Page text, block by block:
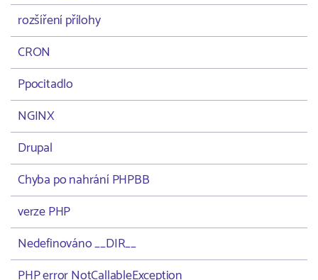
rozšíření přílohy
CRON
Ppocitadlo
NGINX
Drupal
Chyba po nahrání PHPBB
verze PHP
Nedefinováno __DIR__
PHP error NotCallableException